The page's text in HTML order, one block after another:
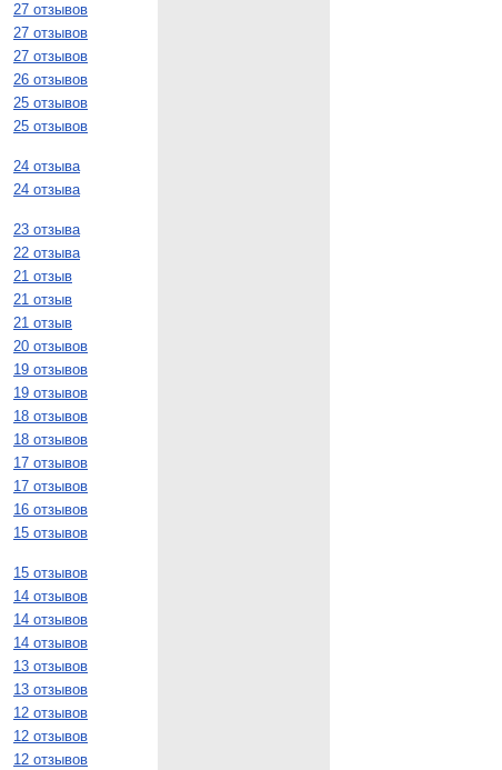
27 отзывов
27 отзывов
27 отзывов
26 отзывов
25 отзывов
25 отзывов
24 отзыва
24 отзыва
23 отзыва
22 отзыва
21 отзыв
21 отзыв
21 отзыв
20 отзывов
19 отзывов
19 отзывов
18 отзывов
18 отзывов
17 отзывов
17 отзывов
16 отзывов
15 отзывов
15 отзывов
14 отзывов
14 отзывов
14 отзывов
13 отзывов
13 отзывов
12 отзывов
12 отзывов
12 отзывов